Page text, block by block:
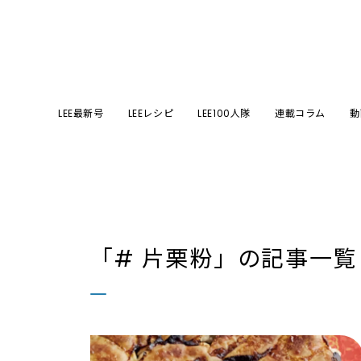
LEE最新号 LEEレシピ LEE100人隊 連載コラム
「# 片栗粉」 の記事一覧